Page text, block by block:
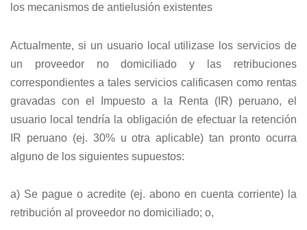
los mecanismos de antielusión existentes
Actualmente, si un usuario local utilizase los servicios de
un proveedor no domiciliado y las retribuciones
correspondientes a tales servicios calificasen como rentas
gravadas con el Impuesto a la Renta (IR) peruano, el
usuario local tendría la obligación de efectuar la retención
IR peruano (ej. 30% u otra aplicable) tan pronto ocurra
alguno de los siguientes supuestos:
a) Se pague o acredite (ej. abono en cuenta corriente) la
retribución al proveedor no domiciliado; o,